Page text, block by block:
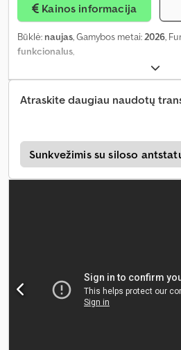
Kainos informacija
Būklė: naujas, Gamybos metai:2026,
funkcionalus,
Atraskite daugiau naudotų
Sunkvežimis su siloso